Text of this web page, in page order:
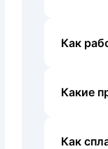
Как
Какие
Как